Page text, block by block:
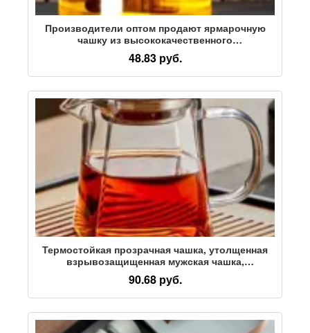
Производители оптом продают ярмарочную
чашку из высококачественного
боросиликатного стекла с термостойким чаем,
диспенсер для морского чая, термостойкий
чайный сервиз Кунг-фу, прямая ярмарочная
48.83 руб.
Термостойкая прозрачная чашка, утолщенная
взрывозащищенная мужская чашка,
разделитель чая, чайная чашка с фильтром для
разделения чая и воды, чайный набор Кунг-фу
90.68 руб.